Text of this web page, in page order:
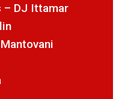
– DJ Ittamar